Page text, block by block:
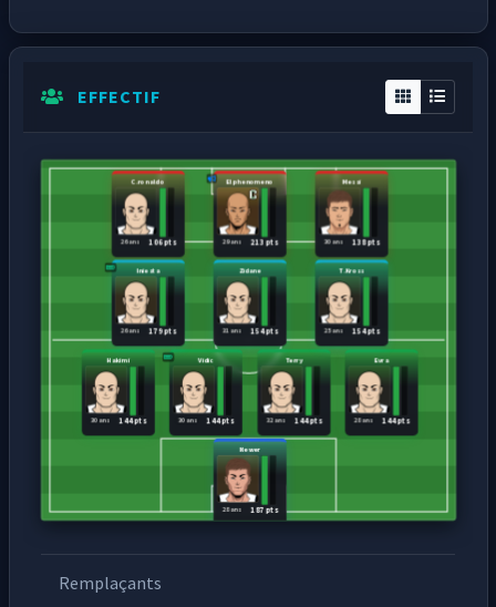
EFFECTIF
Newer
187 pts
28 ans
Hakimi
144 pts
30 ans
Vidic
144 pts
30 ans
Terry
144 pts
32 ans
Evra
144 pts
28 ans
Iniesta
179 pts
26 ans
Zidane
154 pts
31 ans
T.Kross
154 pts
25 ans
C.ronaldo
106 pts
26 ans
El phenomeno
213 pts
29 ans
Messi
138 pts
30 ans
Remplaçants